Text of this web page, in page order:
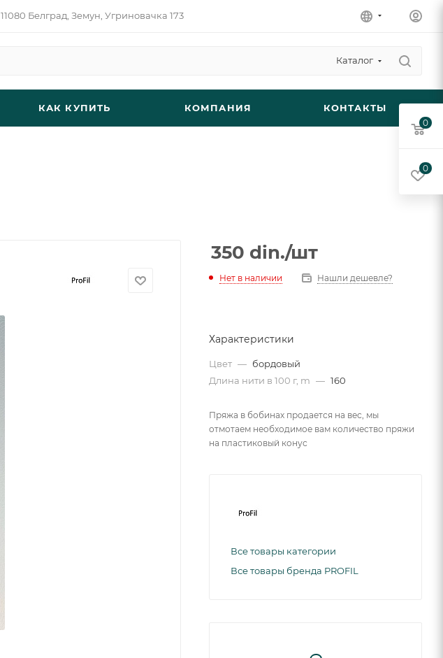
11080 Белград, Земун, Угриновачка 173
Каталог
КАК КУПИТЬ КОМПАНИЯ КОНТАКТЫ
350 din./шт
Нет в наличии Нашли дешевле?
Характеристики
Цвет — бордовый
Длина нити в 100 г, m — 160
Пряжа в бобинах продается на вес, мы
отмотаем необходимое вам количество пряжи
на пластиковый конус
Все товары категории
Все товары бренда PROFIL
0
0